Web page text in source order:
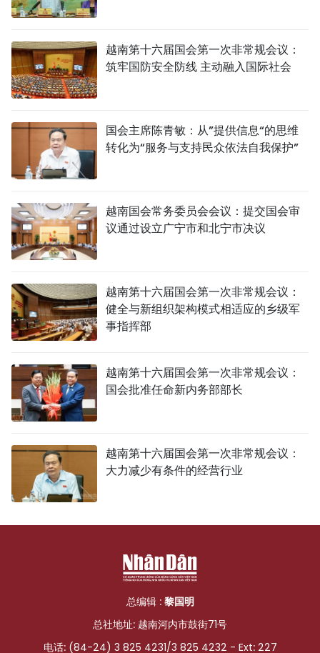
越南第十六届国会第一次非常规会议：
筑牢国防安全防线 主动融入国际社会
国会主席陈青敏：从”提供信息“的思维
转化为“服务与支持民众依法自我保护”
越南国会常务委员会会议：提交国会审
议通过设立广宁市和北宁市决议
越南第十六届国会第一次非常规会议：
健全与新组织架构模式相适应的乡级军
事指挥部
越南第十六届国会第一次非常规会议：
国会批准任命新内务部部长
越南第十六届国会第一次非常规会议：
大力减少有条件的经营行业
总编辑 : 黎国明
总社地址: 越南河内市鼓街71号
电话: (84-24) 3 825 4231/3 825 4232 - Ext: 227